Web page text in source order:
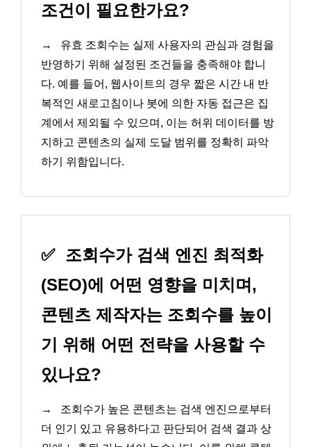
조건이 필요한가요?
→
유효 조회수는 실제 사용자의 관심과 경험을
반영하기 위해 설정된 조건들을 충족해야 합니
다. 예를 들어, 웹사이트의 경우 짧은 시간 내 반
복적인 새로고침이나 봇에 의한 자동 접근은 집
계에서 제외될 수 있으며, 이는 허위 데이터를 방
지하고 콘텐츠의 실제 도달 범위를 정확히 파악
하기 위함입니다.
✅ 조회수가 검색 엔진 최적화
(SEO)에 어떤 영향을 미치며,
콘텐츠 제작자는 조회수를 높이
기 위해 어떤 전략을 사용할 수
있나요?
→
조회수가 높은 콘텐츠는 검색 엔진으로부터
더 인기 있고 유용하다고 판단되어 검색 결과 상